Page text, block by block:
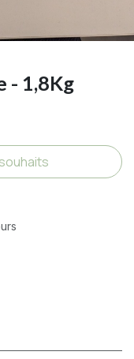
- 1,8Kg